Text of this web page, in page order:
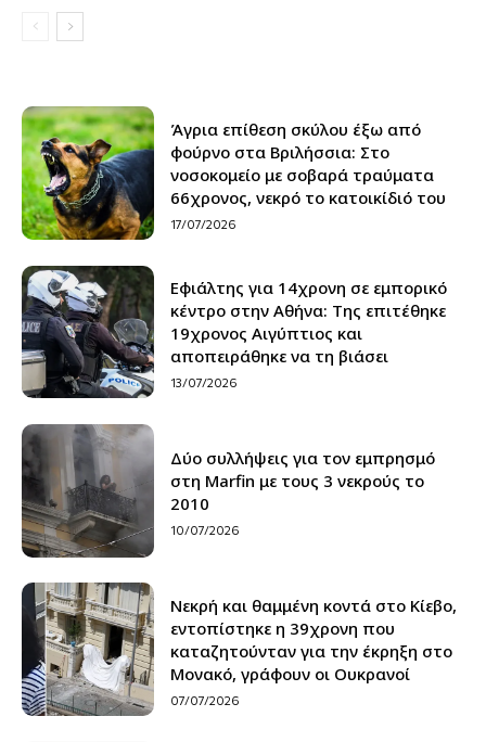
Άγρια επίθεση σκύλου έξω από
φούρνο στα Βριλήσσια: Στο
νοσοκομείο με σοβαρά τραύματα
66χρονος, νεκρό το κατοικίδιό του
17/07/2026
Εφιάλτης για 14χρονη σε εμπορικό
κέντρο στην Αθήνα: Της επιτέθηκε
19χρονος Αιγύπτιος και
αποπειράθηκε να τη βιάσει
13/07/2026
Δύο συλλήψεις για τον εμπρησμό
στη Marfin με τους 3 νεκρούς το
2010
10/07/2026
Νεκρή και θαμμένη κοντά στο Κίεβο,
εντοπίστηκε η 39χρονη που
καταζητούνταν για την έκρηξη στο
Μονακό, γράφουν οι Ουκρανοί
07/07/2026